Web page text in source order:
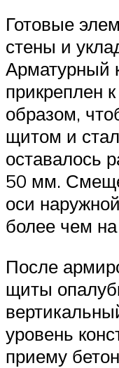
Готовые
стены и
Арматурный
прикреплен
образом,
щитом и
оставалось
50 мм.
оси
более чем
После
щиты
уровень
приему